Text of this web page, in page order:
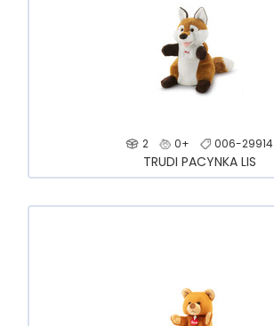
2 0+ 006-29914
TRUDI PACYNKA LIS